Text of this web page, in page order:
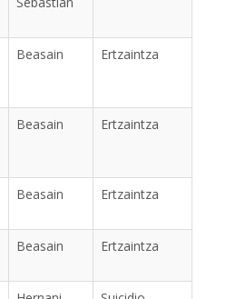
Beasain Ertzaintza
Beasain Ertzaintza
Beasain Ertzaintza
Beasain Ertzaintza